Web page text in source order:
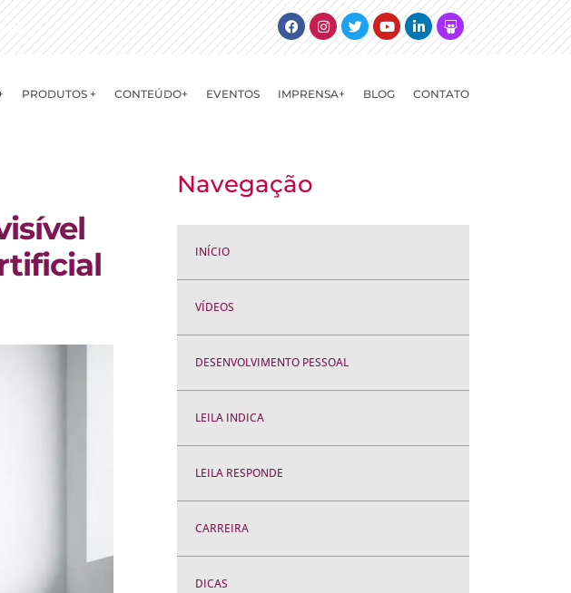
FacebookInstagram
TwitterYoutubeLinkedinSlideshare
PRODUTOS + CONTEÚDO+ EVENTOS IMPRENSA+ BLOG CONTATO
Navegação
INÍCIO
VÍDEOS
DESENVOLVIMENTO PESSOAL
LEILA INDICA
LEILA RESPONDE
CARREIRA
DICAS